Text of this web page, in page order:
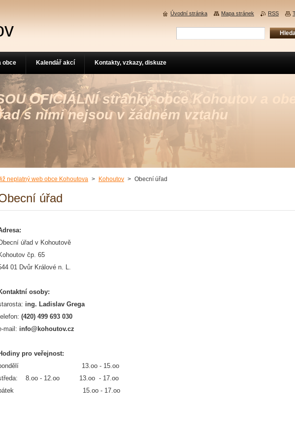
OFICIÁLNÍ stránky obce Kohoutov a
s nimi nejsou v žádném vztahu
neplatný web obce Kohoutova > Kohoutov > Obecní úřad
úřad
úřad v Kohoutově
čp. 65
01 Dvůr Králové n. L.
osoby:
ing. Ladislav Grega
(420) 499 693 030
mail: info@kohoutov.cz
pro veřejnost:
13.oo - 15.oo
8.oo - 12.oo 13.oo - 17.oo
15.oo - 17.oo
obce Kalendář akcí Kontakty, vzkazy, diskuze
Úvodní stránka Mapa stránek RSS